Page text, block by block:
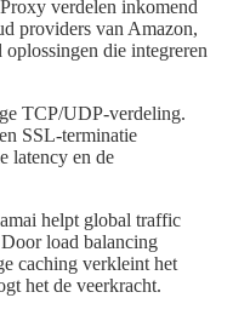
verdelen inkomend
providers van Amazon,
die integreren
TCP/UDP-verdeling.
SSL-terminatie
latency en de
helpt global traffic
load balancing
caching verkleint het
het de veerkracht.